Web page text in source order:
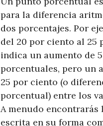
para la diferencia
dos porcentajes. Por
del 20 por ciento al 25
indica un aumento de
porcentuales, pero un
25 por ciento (o
porcentual) entre los
A menudo encontrarás
escrita en su forma